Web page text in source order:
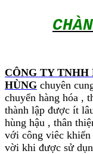
CÔNG TY
HÙNG chuyên
chuyển hàng hóa ,
thành lập được ít
hùng hậu , thân
với công viêc khiến
vời khi được sử